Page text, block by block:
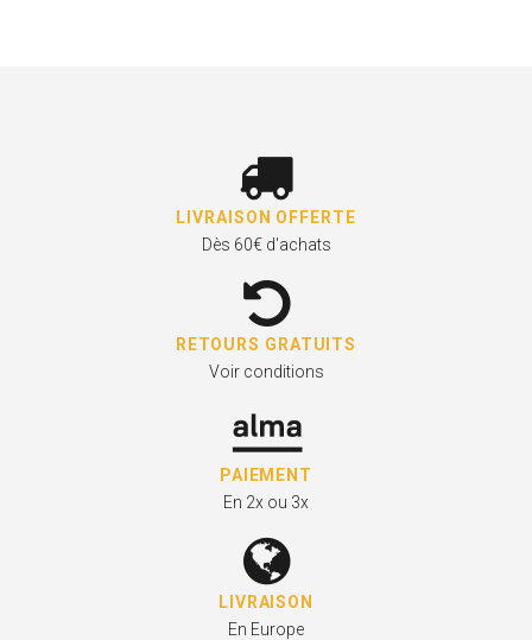
LIVRAISON OFFERTE
Dès 60€ d'achats
RETOURS GRATUITS
Voir conditions
PAIEMENT
En 2x ou 3x
LIVRAISON
En Europe